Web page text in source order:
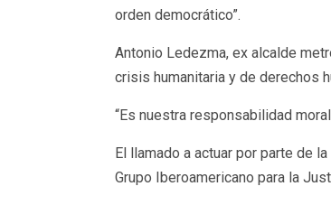
orden democrático”.
Antonio Ledezma, ex alcalde
crisis humanitaria y de derechos
“Es nuestra responsabilidad
El llamado a actuar por parte de
Grupo Iberoamericano para la